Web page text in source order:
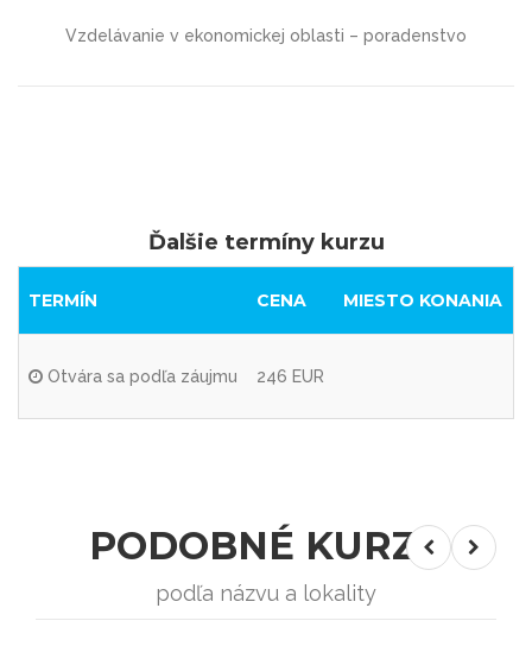
Vzdelávanie v ekonomickej oblasti – poradenstvo
Ďalšie termíny kurzu
TERMÍN CENA MIESTO KONANIA
Otvára sa podľa záujmu 246 EUR
PODOBNÉ KURZY
podľa názvu a lokality